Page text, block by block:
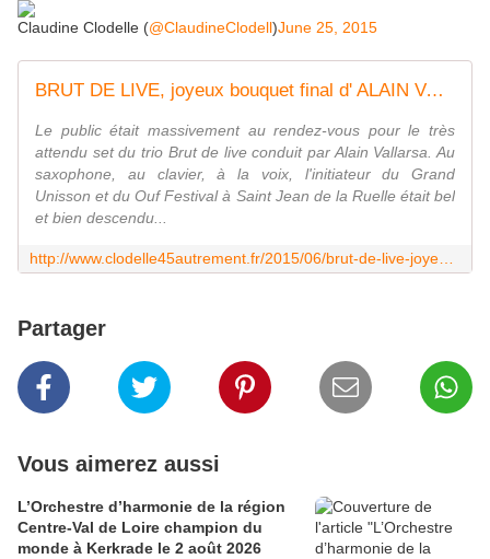
Claudine Clodelle (@ClaudineClodell)June 25, 2015
BRUT DE LIVE, joyeux bouquet final d' ALAIN VALLARSA au Jardin de l'Evêché - VIVRE AUTREMENT VOS LOISIRS avec Clodelle
Le public était massivement au rendez-vous pour le très
attendu set du trio Brut de live conduit par Alain Vallarsa. Au
saxophone, au clavier, à la voix, l'initiateur du Grand
Unisson et du Ouf Festival à Saint Jean de la Ruelle était bel
et bien descendu...
Partager
Vous aimerez aussi
L’Orchestre d’harmonie de la région
Centre-Val de Loire champion du
monde à Kerkrade le 2 août 2026